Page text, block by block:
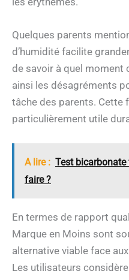
Quelques parents
d’humidité facilite
de savoir à quel moment
ainsi les désagréments
tâche des parents. Cette
particulièrement utile
A lire : Test
faire ?
En termes de rapport
Marque en Moins sont
alternative viable face
Les utilisateurs